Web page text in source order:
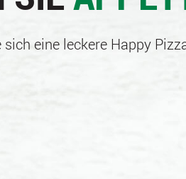
sich eine leckere Happy